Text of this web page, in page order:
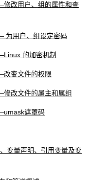
改用户、组的属性和查
用户、组设定密码
的加密机制
变文件的权限
改文件的属主和属组
遮罩码
量声明、引用变量及变